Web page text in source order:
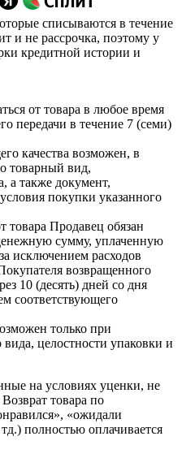
списываются в течение
и не рассрочка, поэтому у
кредитной истории и
от товара в любое время
передачи в течение 7 (семи)
качества возможен, в
товарный вид,
а также документ,
покупки указанного
товара Продавец обязан
сумму, уплаченную
исключением расходов
возвращенного
10 (десять) дней со дня
соответствующего
только при
целостности упаковки и
на условиях уценки, не
товара по
«ожидали
полностью оплачивается